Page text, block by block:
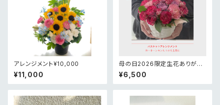
アレンジメント¥10,000
¥11,000
母の日2026限定生花ありがと
うの花かごアレンジメント
¥6,500